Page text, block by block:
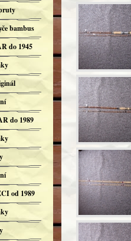
bambus
do 1945
do 1989
od 1989